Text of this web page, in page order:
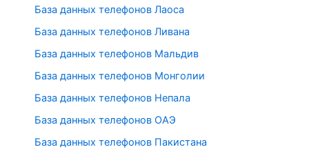
База данных телефонов Лаоса
База данных телефонов Ливана
База данных телефонов Мальдив
База данных телефонов Монголии
База данных телефонов Непала
База данных телефонов ОАЭ
База данных телефонов Пакистана